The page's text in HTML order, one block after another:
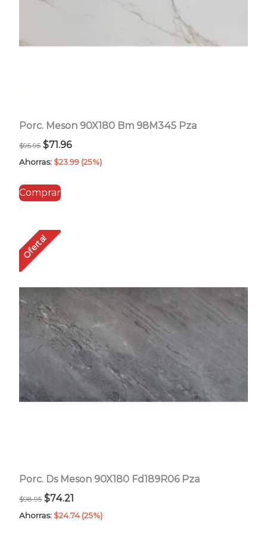
Porc. Meson 90X180 Bm 98M345 Pza
$95.95 El
precio
era:
$71.96El
precio
Ahorras: $23.99 (25%)
Comprar
Oferta!
Porc. Ds Meson 90X180 Fd189R06 Pza
$98.95 El
precio
$74.21
precio
Ahorras: $24.74 (25%)